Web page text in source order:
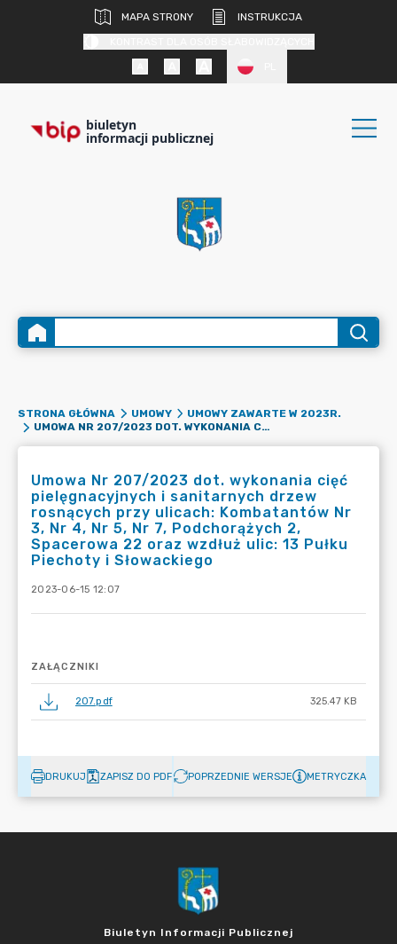
MAPA STRONY
INSTRUKCJA
biuletyn
informacji publicznej
STRONA GŁÓWNA UMOWY
UMOWY ZAWARTE W 2023R.
UMOWA NR 207/2023 DOT. WYKONANIA CIĘĆ PIELĘGNACYJNYCH I SANITARNYCH DRZEW ROSNĄCYCH PRZY ULICACH: KOMBATANTÓW NR 3, NR 4, NR 5, NR 7, PODCHORĄŻYCH 2, SPACEROWA 22 ORAZ WZDŁUŻ ULIC: 13 PUŁKU PIECHOTY I SŁOWACKIEGO
Umowa Nr 207/2023 dot. wykonania cięć
pielęgnacyjnych i sanitarnych drzew
rosnących przy ulicach: Kombatantów Nr
3, Nr 4, Nr 5, Nr 7, Podchorążych 2,
Spacerowa 22 oraz wzdłuż ulic: 13 Pułku
Piechoty i Słowackiego
2023-06-15 12:07
ZAŁĄCZNIKI
207.pdf 325.47 KB
DRUKUJ ZAPISZ DO PDF POPRZEDNIE WERSJE METRYCZKA
Biuletyn Informacji Publicznej